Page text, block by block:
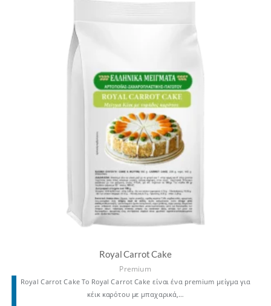
Royal Carrot Cake
Premium
Royal Carrot Cake Το Royal Carrot Cake είναι ένα premium μείγμα για
κέικ καρότου με μπαχαρικά,…